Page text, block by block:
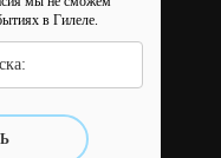
в Гилеле.